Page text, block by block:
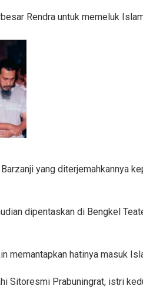
Rendra untuk memeluk
yang diterjemahkannya
dipentaskan di Bengkel
memantapkan hatinya masuk
Sitoresmi Prabuningrat, istri